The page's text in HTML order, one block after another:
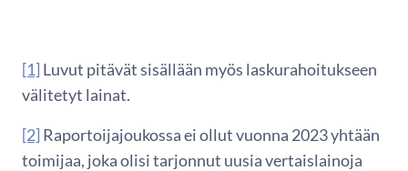
[1] Luvut pitävät sisällään myös laskurahoitukseen
välitetyt lainat.
[2] Raportoijajoukossa ei ollut vuonna 2023 yhtään
toimijaa, joka olisi tarjonnut uusia vertaislainoja